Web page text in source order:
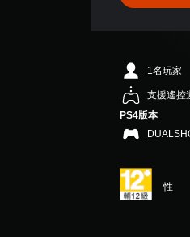
（
分
5
顆
星
，
3
則
評
1名玩家
支援遙控
PS4版本
性